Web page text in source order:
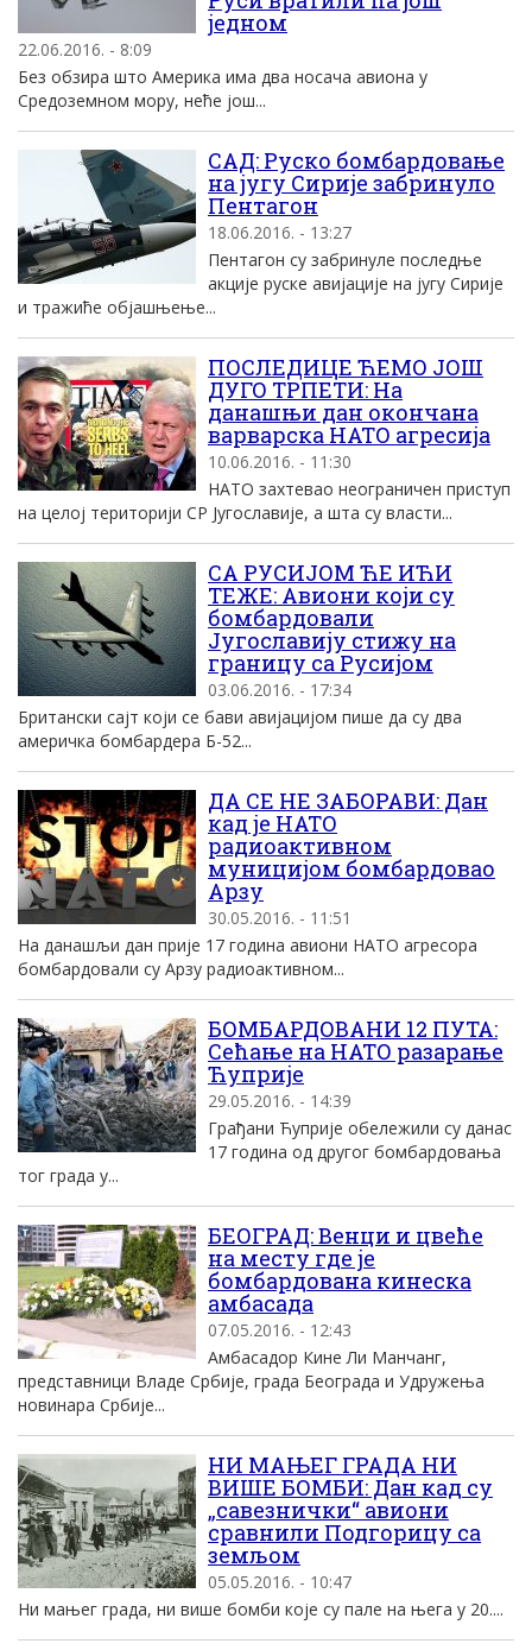
једном
22.06.2016. - 8:09
Без обзира што Америка има два носача авиона у
Средоземном мору, неће још...
САД: Руско бомбардовање
на југу Сирије забринуло
Пентагон
18.06.2016. - 13:27
Пентагон су забринуле последње
акције руске авијације на југу Сирије
и тражиће објашњење...
ПОСЛЕДИЦЕ ЋЕМО ЈОШ
ДУГО ТРПЕТИ: На
данашњи дан окончана
варварска НАТО агресија
10.06.2016. - 11:30
НАТО захтевао неограничен приступ
на целој територији СР Југославије, а шта су власти...
СА РУСИЈОМ ЋЕ ИЋИ
ТЕЖЕ: Авиони који су
бомбардовали
Југославију стижу на
границу са Русијом
03.06.2016. - 17:34
Британски сајт који се бави авијацијом пише да су два
америчка бомбардера Б-52...
ДА СЕ НЕ ЗАБОРАВИ: Дан
кад је НАТО
радиоактивном
муницијом бомбардовао
Арзу
30.05.2016. - 11:51
На данашљи дан прије 17 година авиони НАТО агресора
бомбардовали су Арзу радиоактивном...
БОМБАРДОВАНИ 12 ПУТА:
Сећање на НАТО разарање
Ћуприје
29.05.2016. - 14:39
Грађани Ћуприје обележили су данас
17 година од другог бомбардовања
тог града у...
БЕОГРАД: Венци и цвеће
на месту где је
бомбардована кинеска
амбасада
07.05.2016. - 12:43
Амбасадор Кине Ли Манчанг,
представници Владе Србије, града Београда и Удружења
новинара Србије...
НИ МАЊЕГ ГРАДА НИ
ВИШЕ БОМБИ: Дан кад су
„савезнички“ авиони
сравнили Подгорицу са
земљом
05.05.2016. - 10:47
Ни мањег града, ни више бомби које су пале на њега у 20....